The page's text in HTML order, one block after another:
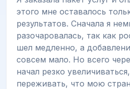
этого мне оставалось
результатов. Сначала я
разочаровалась, так как
шел медленно, а
совсем мало. Но всего
начал резко
переживать, что мою